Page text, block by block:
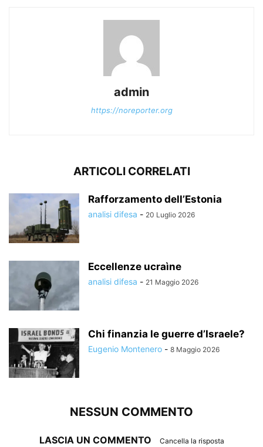
admin
https://noreporter.org
ARTICOLI CORRELATI
Rafforzamento dell’Estonia
analisi difesa - 20 Luglio 2026
Eccellenze ucraìne
analisi difesa - 21 Maggio 2026
Chi finanzia le guerre d’Israele?
Eugenio Montenero - 8 Maggio 2026
NESSUN COMMENTO
LASCIA UN COMMENTO Cancella la risposta